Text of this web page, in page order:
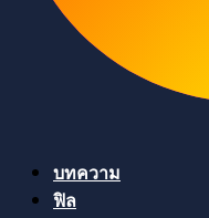
บทความ
ฟิล